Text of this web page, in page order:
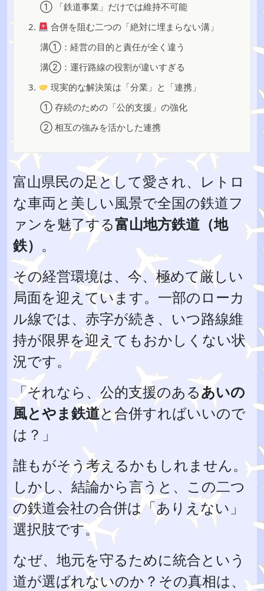
① 「鉄道事業」だけでは維持不可能
2.
合併を阻む二つの「絶対に埋まらない溝」
溝①：経営の目的と責任が全く違う
溝②：運行路線の役割が違いすぎる
3.
現実的な解決策は「分業」と「連携」
① 存続のための「公的支援」の強化
② 相互の強みを活かした連携
富山県民の足として愛され、レトロ
な車両と美しい風景で全国の鉄道フ
ァンを魅了する富山地方鉄道（地
鉄） 。
その経営環境は、今、極めて厳しい
局面を迎えています。一部のローカ
ル線では、赤字が続き、いつ路線維
持が限界を迎えてもおかしくない状
況です。
「それなら、公的支援のあるあいの
風とやま鉄道と合併すればいいので
は？」
誰もがそう考えるかもしれません。
しかし、結論から言うと、この二つ
の鉄道会社の合併は「ありえない」
選択肢です。
なぜ、地元を守るために統合という
道が選ばれないのか？その真相は、